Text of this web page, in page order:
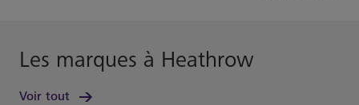
Les marques à Heathrow
Voir tout